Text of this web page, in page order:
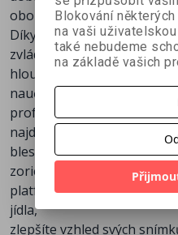
oboru a mimo jiné
Díky této knize plné
zvládnete fotografické
hloubky ostrosti a mnoha
naučíte se vylepšovat své
profesionálními
najdete tipy týkající se
blesků a přirozeného
zorientujete se v sociálních
platformách online, které
jídla,
zlepšíte vzhled svých
Blokování
na vaši
také nebudeme
na základě vašich